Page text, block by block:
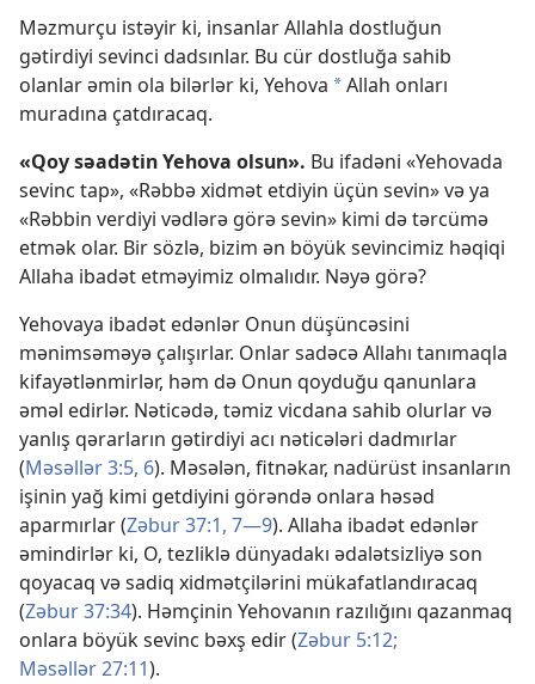
Məzmurçu istəyir ki, insanlar Allahla dostluğun
gətirdiyi sevinci dadsınlar. Bu cür dostluğa sahib
olanlar əmin ola bilərlər ki, Yehova aAllah onları
muradına çatdıracaq.
«Qoy səadətin Yehova olsun». Bu ifadəni «Yehovada
sevinc tap», «Rəbbə xidmət etdiyin üçün sevin» və ya
«Rəbbin verdiyi vədlərə görə sevin» kimi də tərcümə
etmək olar. Bir sözlə, bizim ən böyük sevincimiz həqiqi
Allaha ibadət etməyimiz olmalıdır. Nəyə görə?
Yehovaya ibadət edənlər Onun düşüncəsini
mənimsəməyə çalışırlar. Onlar sadəcə Allahı tanımaqla
kifayətlənmirlər, həm də Onun qoyduğu qanunlara
əməl edirlər. Nəticədə, təmiz vicdana sahib olurlar və
yanlış qərarların gətirdiyi acı nəticələri dadmırlar
(Məsəllər 3:5, 6). Məsələn, fitnəkar, nadürüst insanların
işinin yağ kimi getdiyini görəndə onlara həsəd
aparmırlar (Zəbur 37:1, 7—9). Allaha ibadət edənlər
əmindirlər ki, O, tezliklə dünyadakı ədalətsizliyə son
qoyacaq və sadiq xidmətçilərini mükafatlandıracaq
(Zəbur 37:34). Həmçinin Yehovanın razılığını qazanmaq
onlara böyük sevinc bəxş edir (Zəbur 5:12;
Məsəllər 27:11).